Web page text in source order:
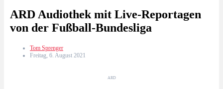
ARD Audiothek mit Live-Reportagen
von der Fußball-Bundesliga
Tom Sprenger
Freitag, 6. August 2021
ARD